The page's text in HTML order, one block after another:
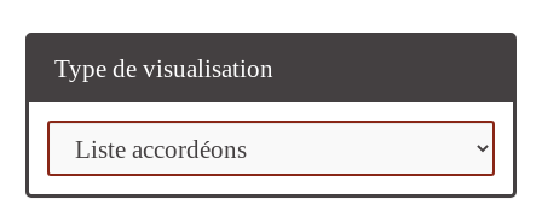
Type de visualisation